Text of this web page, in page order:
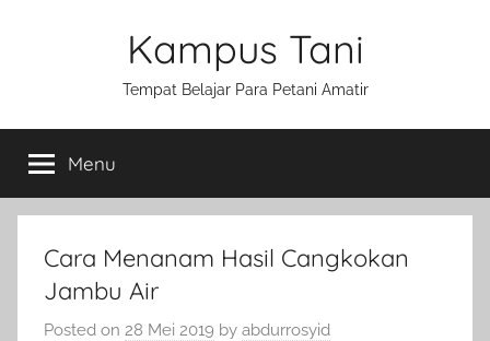
Kampus Tani
Tempat Belajar Para Petani Amatir
Menu
Cara Menanam Hasil Cangkokan
Jambu Air
Posted on 28 Mei 2019 by abdurrosyid